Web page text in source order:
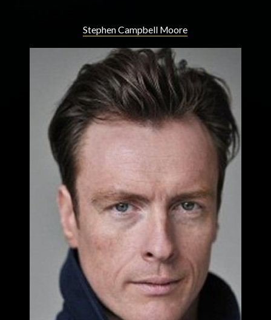
Stephen Campbell Moore